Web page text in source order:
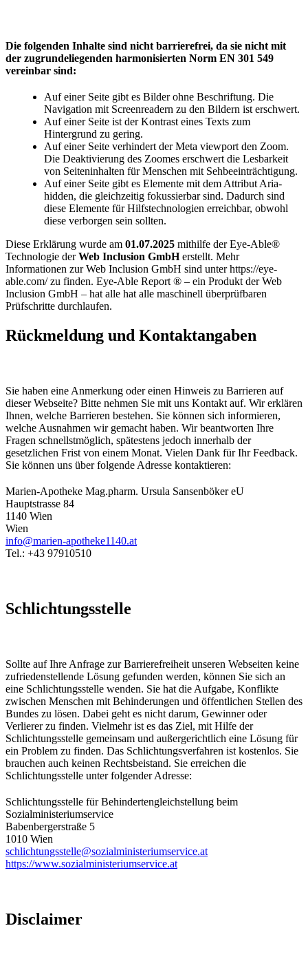
Die folgenden Inhalte sind nicht barrierefrei, da sie nicht mit
der zugrundeliegenden harmonisierten Norm EN 301 549
vereinbar sind:
Auf einer Seite gibt es Bilder ohne Beschriftung. Die
Navigation mit Screenreadern zu den Bildern ist erschwert.
Auf einer Seite ist der Kontrast eines Texts zum
Hintergrund zu gering.
Auf einer Seite verhindert der Meta viewport den Zoom.
Die Deaktivierung des Zoomes erschwert die Lesbarkeit
von Seiteninhalten für Menschen mit Sehbeeinträchtigung.
Auf einer Seite gibt es Elemente mit dem Attribut Aria-
hidden, die gleichzeitig fokussierbar sind. Dadurch sind
diese Elemente für Hilfstechnologien erreichbar, obwohl
diese verborgen sein sollten.
Diese Erklärung wurde am 01.07.2025 mithilfe der Eye-Able®
Technologie derWeb Inclusion GmbHerstellt. Mehr
Informationen zur Web Inclusion GmbH sind unter https://eye-
able.com/ zu finden. Eye-Able Report ® – ein Produkt der Web
Inclusion GmbH – hat alle hat alle maschinell überprüfbaren
Prüfschritte durchlaufen.
Rückmeldung und Kontaktangaben
Sie haben eine Anmerkung oder einen Hinweis zu Barrieren auf
dieser Webseite? Bitte nehmen Sie mit uns Kontakt auf. Wir erklären
Ihnen, welche Barrieren bestehen. Sie können sich informieren,
welche Ausnahmen wir gemacht haben. Wir beantworten Ihre
Fragen schnellstmöglich, spätestens jedoch innerhalb der
gesetzlichen Frist von einem Monat. Vielen Dank für Ihr Feedback.
Sie können uns über folgende Adresse kontaktieren:
Marien-Apotheke Mag.pharm. Ursula Sansenböker eU
Hauptstrasse 84
1140 Wien
Wien
info@marien-apotheke1140.at
Tel.: +43 97910510
Schlichtungsstelle
Sollte auf Ihre Anfrage zur Barrierefreiheit unseren Webseiten keine
zufriedenstellende Lösung gefunden werden, können Sie sich an
eine Schlichtungsstelle wenden. Sie hat die Aufgabe, Konflikte
zwischen Menschen mit Behinderungen und öffentlichen Stellen des
Bundes zu lösen. Dabei geht es nicht darum, Gewinner oder
Verlierer zu finden. Vielmehr ist es das Ziel, mit Hilfe der
Schlichtungsstelle gemeinsam und außergerichtlich eine Lösung für
ein Problem zu finden. Das Schlichtungsverfahren ist kostenlos. Sie
brauchen auch keinen Rechtsbeistand. Sie erreichen die
Schlichtungsstelle unter folgender Adresse:
Schlichtungsstelle für Behindertengleichstellung beim
Sozialministeriumservice
Babenbergerstraße 5
1010 Wien
schlichtungsstelle@sozialministeriumservice.at
https://www.sozialministeriumservice.at
Disclaimer